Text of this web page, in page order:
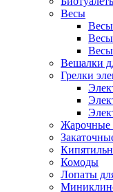
Весы
Вешалки
Грелки
Комоды
Лопаты